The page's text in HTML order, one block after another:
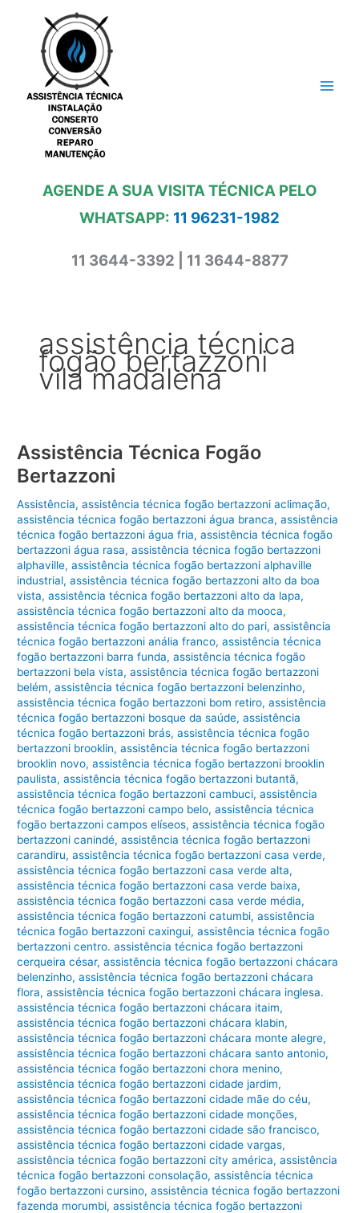
conteúdo
AGENDE A SUA VISITA TÉCNICA PELO
WHATSAPP: 11 96231-1982
11 3644-3392 | 11 3644-8877
assistência técnica
fogão bertazzoni
vila madalena
Assistência Técnica Fogão
Bertazzoni
Assistência,assistência técnica fogão bertazzoni aclimação,
assistência técnica fogão bertazzoni água branca,assistência
técnica fogão bertazzoni água fria,assistência técnica fogão
bertazzoni água rasa,assistência técnica fogão bertazzoni
alphaville,assistência técnica fogão bertazzoni alphaville
industrial,assistência técnica fogão bertazzoni alto da boa
vista,assistência técnica fogão bertazzoni alto da lapa,
assistência técnica fogão bertazzoni alto da mooca,
assistência técnica fogão bertazzoni alto do pari,assistência
técnica fogão bertazzoni anália franco,assistência técnica
fogão bertazzoni barra funda,assistência técnica fogão
bertazzoni bela vista,assistência técnica fogão bertazzoni
belém,assistência técnica fogão bertazzoni belenzinho,
assistência técnica fogão bertazzoni bom retiro,assistência
técnica fogão bertazzoni bosque da saúde,assistência
técnica fogão bertazzoni brás,assistência técnica fogão
bertazzoni brooklin,assistência técnica fogão bertazzoni
brooklin novo,assistência técnica fogão bertazzoni brooklin
paulista,assistência técnica fogão bertazzoni butantã,
assistência técnica fogão bertazzoni cambuci,assistência
técnica fogão bertazzoni campo belo,assistência técnica
fogão bertazzoni campos elíseos,assistência técnica fogão
bertazzoni canindé,assistência técnica fogão bertazzoni
carandiru,assistência técnica fogão bertazzoni casa verde,
assistência técnica fogão bertazzoni casa verde alta,
assistência técnica fogão bertazzoni casa verde baixa,
assistência técnica fogão bertazzoni casa verde média,
assistência técnica fogão bertazzoni catumbi,assistência
técnica fogão bertazzoni caxingui,assistência técnica fogão
bertazzoni centro. assistência técnica fogão bertazzoni
cerqueira césar,assistência técnica fogão bertazzoni chácara
belenzinho,assistência técnica fogão bertazzoni chácara
flora,assistência técnica fogão bertazzoni chácara inglesa.
assistência técnica fogão bertazzoni chácara itaim,
assistência técnica fogão bertazzoni chácara klabin,
assistência técnica fogão bertazzoni chácara monte alegre,
assistência técnica fogão bertazzoni chácara santo antonio,
assistência técnica fogão bertazzoni chora menino,
assistência técnica fogão bertazzoni cidade jardim,
assistência técnica fogão bertazzoni cidade mãe do céu,
assistência técnica fogão bertazzoni cidade monções,
assistência técnica fogão bertazzoni cidade são francisco,
assistência técnica fogão bertazzoni cidade vargas,
assistência técnica fogão bertazzoni city américa,assistência
técnica fogão bertazzoni consolação,assistência técnica
fogão bertazzoni cursino,assistência técnica fogão bertazzoni
fazenda morumbi,assistência técnica fogão bertazzoni